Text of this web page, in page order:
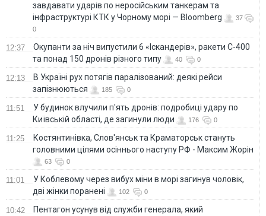
завдавати ударів по неросійським танкерам та
інфраструктурі КТК у Чорному морі — Bloomberg
37
0
12:37
Окупанти за ніч випустили 6 «Іскандерів», ракети С-400
та понад 150 дронів різного типу
40 0
12:13
В Україні рух потягів паралізований: деякі рейси
запізнюються
185 0
11:51
У будинок влучили п'ять дронів: подробиці удару по
Київській області, де загинули люди
176 0
11:25
Костянтинівка, Слов'янськ та Краматорськ стануть
головними цілями осіннього наступу РФ - Максим Жорін
63 0
11:01
У Коблевому через вибух міни в морі загинув чоловік,
дві жінки поранені
102 0
10:42
Пентагон усунув від служби генерала, який